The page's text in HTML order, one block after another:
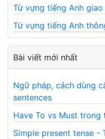
Từ vựng tiếng Anh
Từ vựng tiếng Anh
Bài viết mới nhất
Ngữ pháp, cách dùng
sentences
Have To vs Must trong
Simple present tense -